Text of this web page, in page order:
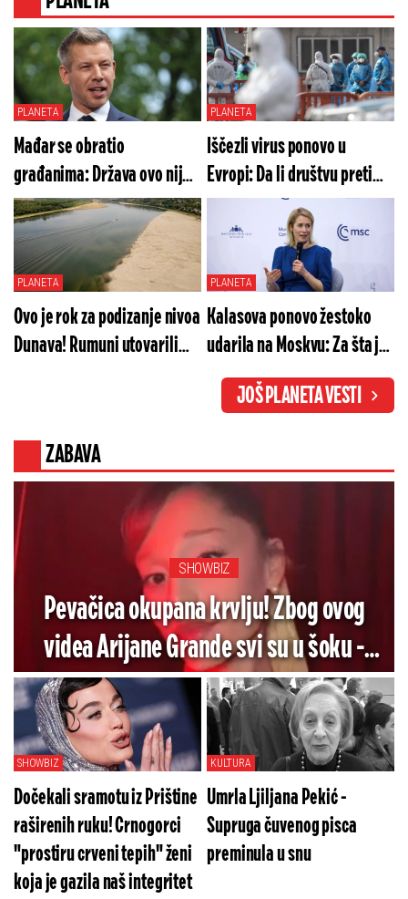
PLANETA
Mađar se obratio
građanima: Država ovo nije
doživela - bezbednost
zemlje je u pitanju
PLANETA
Iščezli virus ponovo u
Evropi: Da li društvu preti
još veća epidemiološka
kriza?
PLANETA
Ovo je rok za podizanje nivoa
Dunava! Rumuni utovarili
PLANETA
Kalasova ponovo žestoko
udarila na Moskvu: Za šta je
dala odrešene ruke
Ukrajini?
JOŠ PLANETA VESTI
ZABAVA
SHOWBIZ
Pevačica okupana krvlju! Zbog ovog
videa Arijane Grande svi su u šoku -
Pogledajte koliko je jezivo (VIDEO)
SHOWBIZ
Dočekali sramotu iz Prištine
raširenih ruku! Crnogorci
"prostiru crveni tepih" ženi
koja je gazila naš integritet
KULTURA
Umrla Ljiljana Pekić -
Supruga čuvenog pisca
preminula u snu